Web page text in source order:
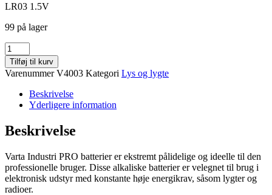
LR03 1.5V
99 på lager
AAA
Batterier
antal
Tilføj til kurv
VarenummerV4003 Kategori Lys og lygte
Beskrivelse
Yderligere information
Beskrivelse
Varta Industri PRO batterier er ekstremt pålidelige og ideelle til den
professionelle bruger. Disse alkaliske batterier er velegnet til brug i
elektronisk udstyr med konstante høje energikrav, såsom lygter og
radioer.